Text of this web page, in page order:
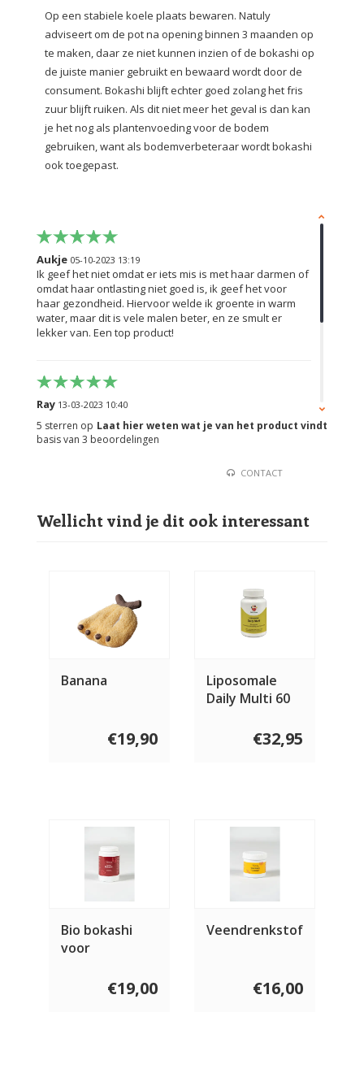
Op een stabiele koele plaats bewaren. Natuly
adviseert om de pot na opening binnen 3 maanden op
te maken, daar ze niet kunnen inzien of de bokashi op
de juiste manier gebruikt en bewaard wordt door de
consument. Bokashi blijft echter goed zolang het fris
zuur blijft ruiken. Als dit niet meer het geval is dan kan
je het nog als plantenvoeding voor de bodem
gebruiken, want als bodemverbeteraar wordt bokashi
ook toegepast.
Aukje 05-10-2023 13:19
Ik geef het niet omdat er iets mis is met haar darmen of
omdat haar ontlasting niet goed is, ik geef het voor
haar gezondheid. Hiervoor welde ik groente in warm
water, maar dit is vele malen beter, en ze smult er
lekker van. Een top product!
Ray 13-03-2023 10:40
Geweldig product. Gefermenteerde groenten zijn
ontzettend gezond. Handig in gebruik dit product.
Hope 16-04-2021 15:38
Wat moet je hier nog over zeggen ?! Dit is een top
Laat hier weten wat je van het product vindt
5 sterren op
basis van 3 beoordelingen
CONTACT
Wellicht vind je dit ook interessant
Banana
€19,90
Liposomale
Daily Multi 60
€32,95
Bio bokashi
voor
€19,00
Veendrenkstof
€16,00